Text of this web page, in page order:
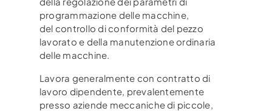
programmazione delle macchine,
del controllo di conformità del pezzo
lavorato e della manutenzione ordinaria
delle macchine.
Lavora generalmente con contratto di
lavoro dipendente, prevalentemente
presso aziende meccaniche di piccole,